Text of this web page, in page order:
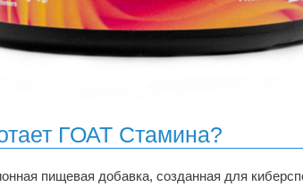
ГОАТ Стамина?
пищевая добавка, созданная для